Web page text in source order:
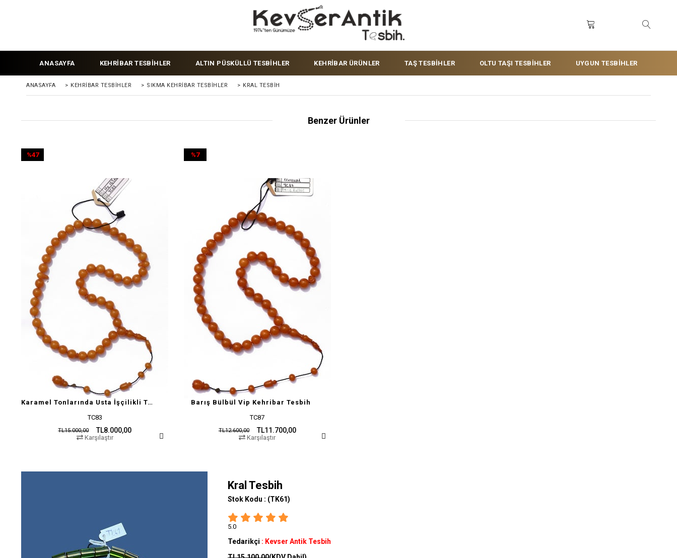
ANASAYFA KEHRİBAR TESBİHLER ALTIN PÜSKÜLLÜ TESBİHLER KEHRİBAR ÜRÜNLER TAŞ TESBİHLER OLTU TAŞI TESBİHLER UYGUN TESBİHLER
ANASAYFA > KEHRIBAR TESBIHLER > SIKMA KEHRİBAR TESBİHLER > KRAL TESBIH
Benzer Ürünler
Karamel Tonlarında Usta İşçilikli Tesbih
TC83
TL8.000,00
TL15.000,00
%47
Karşılaştır
Barış Bülbül Vip Kehribar Tesbih
TC87
TL11.700,00
TL12.600,00
%7
Karşılaştır
Kral Tesbih
Stok Kodu : (TK61)
5.0
Tedarikçi : Kevser Antik Tesbih